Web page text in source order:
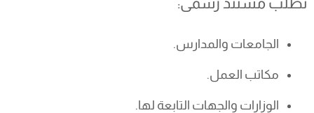
الجامعات والمدارس.
مكاتب العمل.
الوزارات والجهات التابعة لها.